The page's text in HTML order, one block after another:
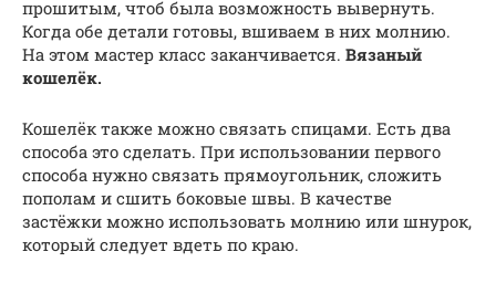
прошитым, чтоб была возможность вывернуть.
Когда обе детали готовы, вшиваем в них молнию.
На этом мастер класс заканчивается. Вязаный
кошелёк.
Кошелёк также можно связать спицами. Есть два
способа это сделать. При использовании первого
способа нужно связать прямоугольник, сложить
пополам и сшить боковые швы. В качестве
застёжки можно использовать молнию или шнурок,
который следует вдеть по краю.